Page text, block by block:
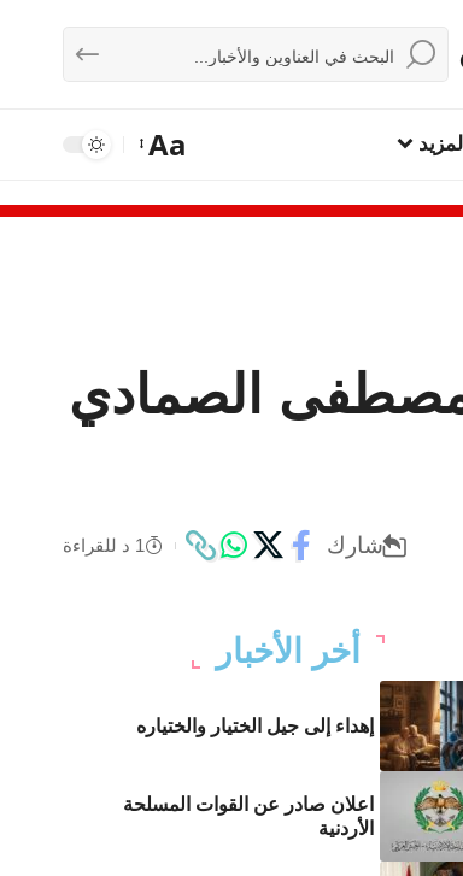
المزيد Aa
مصطفى الصمادي
شارك 1 د للقراءة
أخر الأخبار
إهداء إلى جيل الختيار والختياره
اعلان صادر عن القوات المسلحة
الأردنية